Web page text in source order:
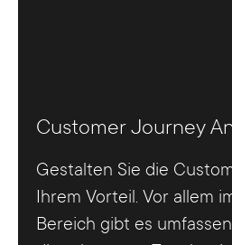
Customer Journey
Gestalten Sie die
Ihrem Vorteil. Vor allem
Bereich gibt es